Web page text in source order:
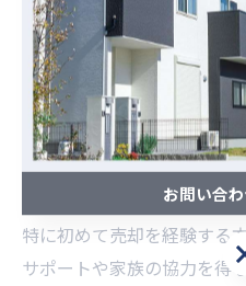
代表的なチェック項目とし
認、2. 物件の現況や瑕疵の
4. 契約書・重要事項説明書
の把握などが挙げられます
一つずつクリアしていくこ
特に初めて売却を経験する
サポートや家族の協力を得
お問い合